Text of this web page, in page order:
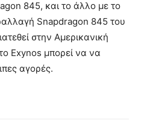
845, και το άλλο με το
Snapdragon 845 του
στην Αμερικανική
Exynos μπορεί να να
αγορές.